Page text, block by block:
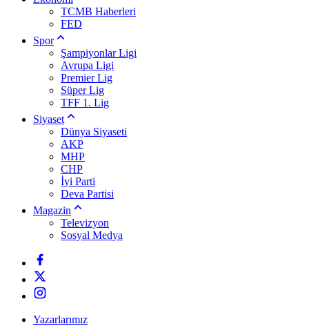
TCMB Haberleri
FED
Spor
Şampiyonlar Ligi
Avrupa Ligi
Premier Lig
Süper Lig
TFF 1. Lig
Siyaset
Dünya Siyaseti
AKP
MHP
CHP
İyi Parti
Deva Partisi
Magazin
Televizyon
Sosyal Medya
Yazarlarımız